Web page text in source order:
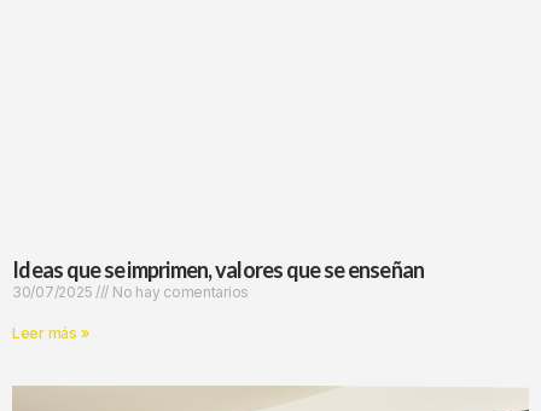
Ideas que se imprimen, valores que se enseñan
30/07/2025 No hay comentarios
Leer más »